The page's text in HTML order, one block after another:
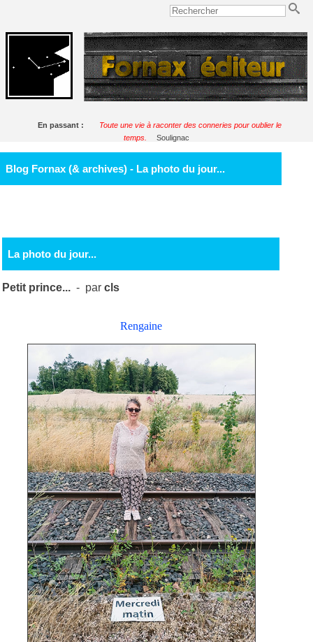
En passant :
Toute une vie à raconter des conneries pour oublier le
temps.
Soulignac
Blog Fornax (& archives) - La photo du jour...
La photo du jour...
Petit prince... - parcls
Rengaine